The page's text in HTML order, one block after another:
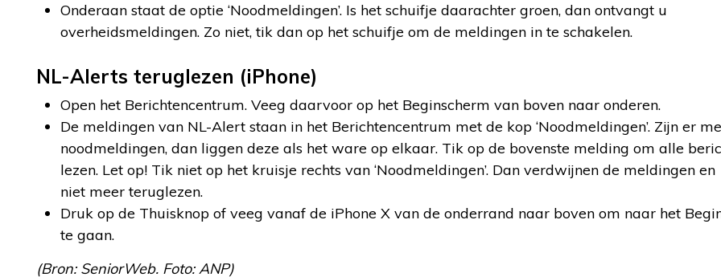
Onderaan staat de optie ‘Noodmeldingen’. Is het schuifje daarachter groen, dan ontvangt u
overheidsmeldingen. Zo niet, tik dan op het schuifje om de meldingen in te schakelen.
NL-Alerts teruglezen (iPhone)
Open het Berichtencentrum. Veeg daarvoor op het Beginscherm van boven naar onderen.
De meldingen van NL-Alert staan in het Berichtencentrum met de kop ‘Noodmeldingen’. Zijn er
noodmeldingen, dan liggen deze als het ware op elkaar. Tik op de bovenste melding om alle
lezen. Let op! Tik niet op het kruisje rechts van ‘Noodmeldingen’. Dan verdwijnen de meldingen
niet meer teruglezen.
Druk op de Thuisknop of veeg vanaf de iPhone X van de onderrand naar boven om naar het
te gaan.
(Bron: SeniorWeb. Foto: ANP)